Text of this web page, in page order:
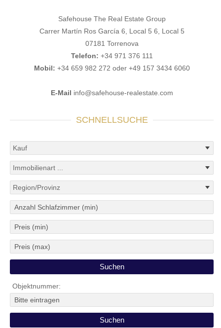
Safehouse The Real Estate Group
Carrer Martín Ros García 6, Local 5 6, Local 5
07181 Torrenova
Telefon: +34 971 376 111
Mobil: +34 659 982 272 oder +49 157 3434 6060
E-Mail info@safehouse-realestate.com
SCHNELLSUCHE
Objektnummer: